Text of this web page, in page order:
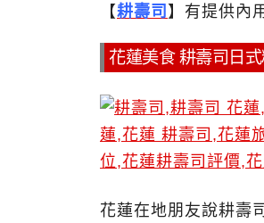
【耕壽司 】有提供內
花蓮美食 耕壽司日
花蓮在地朋友說耕壽